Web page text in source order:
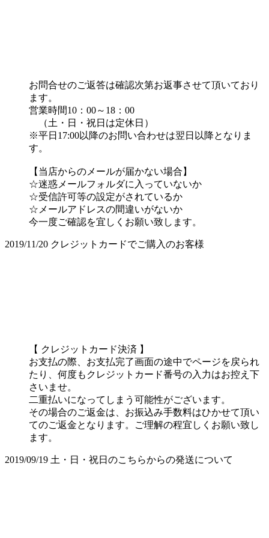
お問合せのご返答は確認次第お返事させて頂いており
ます。
営業時間10：00～18：00
（土・日・祝日は定休日）
※平日17:00以降のお問い合わせは翌日以降となりま
す。
【当店からのメールが届かない場合】
☆迷惑メールフォルダに入っていないか
☆受信許可等の設定がされているか
☆メールアドレスの間違いがないか
今一度ご確認を宜しくお願い致します。
2019/11/20 クレジットカードでご購入のお客様
【 クレジットカード決済 】
お支払の際、お支払完了画面の途中でページを戻られ
たり、何度もクレジットカード番号の入力はお控え下
さいませ。
二重払いになってしまう可能性がございます。
その場合のご返金は、お振込み手数料はひかせて頂い
てのご返金となります。ご理解の程宜しくお願い致し
ます。
2019/09/19 土・日・祝日のこちらからの発送について